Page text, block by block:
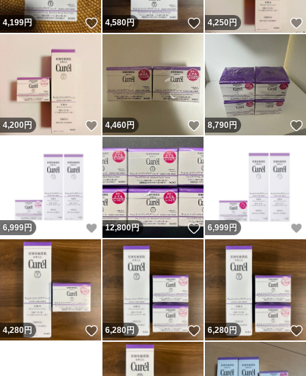
4,199円 いいね！
4,580円 いいね！
4,250円
4,200円 いいね！
4,460円 いいね！
8,790円
6,999円 いいね！
12,800円 いいね！
6,999円
4,280円 いいね！
6,280 円 いいね！
6,280 円